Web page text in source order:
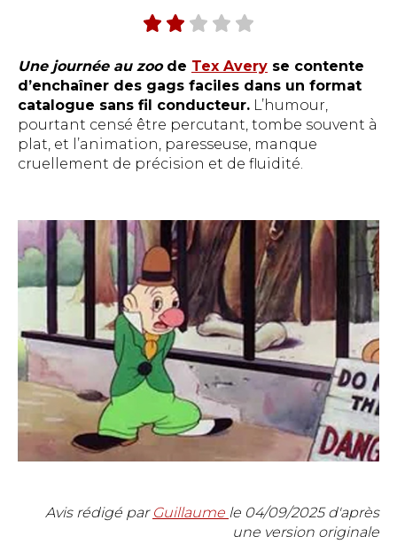
Une journée au zoode Tex Avery se contente
d’enchaîner des gags faciles dans un format
catalogue sans fil conducteur. L’humour,
pourtant censé être percutant, tombe souvent à
plat, et l’animation, paresseuse, manque
cruellement de précision et de fluidité.
Avis rédigé par Guillaume le 04/09/2025d'après
une version originale